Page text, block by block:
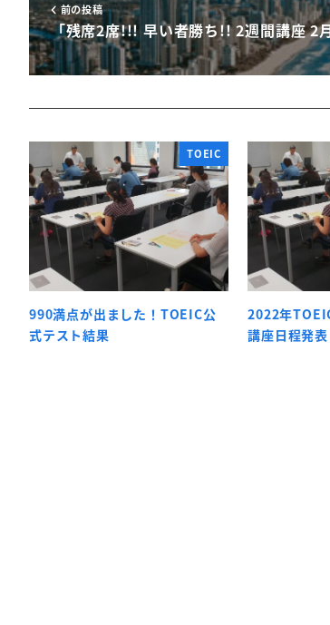
前の投稿
「残席2席!!! 早い者勝ち!! 2週間講座 2
TOEIC
990満点が出ました！TOEIC公
式テスト結果
2022年
講座日程発表